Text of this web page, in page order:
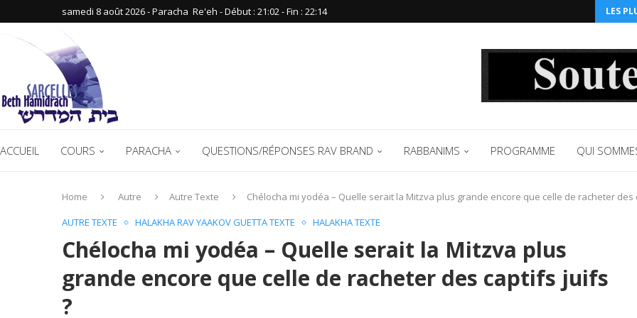
samedi 8 août 2026 - Paracha ‪ Re'eh‬ - Début : 21:02‬ - Fin : ‪22:14‬ LES
ACCUEIL COURS PARACHA QUESTIONS/RÉPONSES RAV BRAND RABBANIMS PROGRAMME QUI
Home Autre Autre Texte
Chélocha mi yodéa – Quelle serait la Mitzva plus grande encore que celle de racheter des
AUTRE TEXTE
HALAKHA RAV YAAKOV GUETTA TEXTE HALAKHA TEXTE
Chélocha mi yodéa – Quelle serait la Mitzva plus
grande encore que celle de racheter des captifs juifs
?